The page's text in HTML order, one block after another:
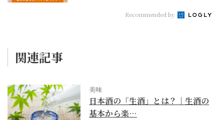
Recommended by
関連記事
美味
日本酒の「生酒」とは？｜生酒の
基本から楽…